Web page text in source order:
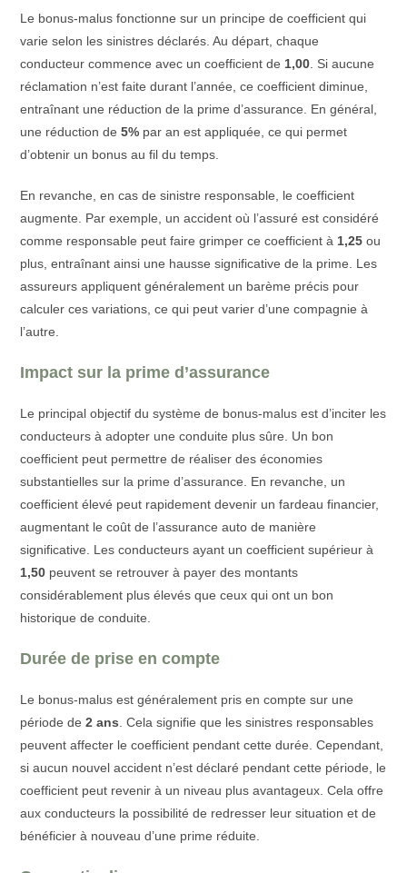
Le bonus-malus fonctionne sur un principe de coefficient qui
varie selon les sinistres déclarés. Au départ, chaque
conducteur commence avec un coefficient de 1,00. Si aucune
réclamation n’est faite durant l’année, ce coefficient diminue,
entraînant une réduction de la prime d’assurance. En général,
une réduction de5% par an est appliquée, ce qui permet
d’obtenir un bonus au fil du temps.
En revanche, en cas de sinistre responsable, le coefficient
augmente. Par exemple, un accident où l’assuré est considéré
comme responsable peut faire grimper ce coefficient à 1,25 ou
plus, entraînant ainsi une hausse significative de la prime. Les
assureurs appliquent généralement un barème précis pour
calculer ces variations, ce qui peut varier d’une compagnie à
l’autre.
Impact sur la prime d’assurance
Le principal objectif du système de bonus-malus est d’inciter les
conducteurs à adopter une conduite plus sûre. Un bon
coefficient peut permettre de réaliser des économies
substantielles sur la prime d’assurance. En revanche, un
coefficient élevé peut rapidement devenir un fardeau financier,
augmentant le coût de l’assurance auto de manière
significative. Les conducteurs ayant un coefficient supérieur à
1,50 peuvent se retrouver à payer des montants
considérablement plus élevés que ceux qui ont un bon
historique de conduite.
Durée de prise en compte
Le bonus-malus est généralement pris en compte sur une
période de2 ans. Cela signifie que les sinistres responsables
peuvent affecter le coefficient pendant cette durée. Cependant,
si aucun nouvel accident n’est déclaré pendant cette période, le
coefficient peut revenir à un niveau plus avantageux. Cela offre
aux conducteurs la possibilité de redresser leur situation et de
bénéficier à nouveau d’une prime réduite.